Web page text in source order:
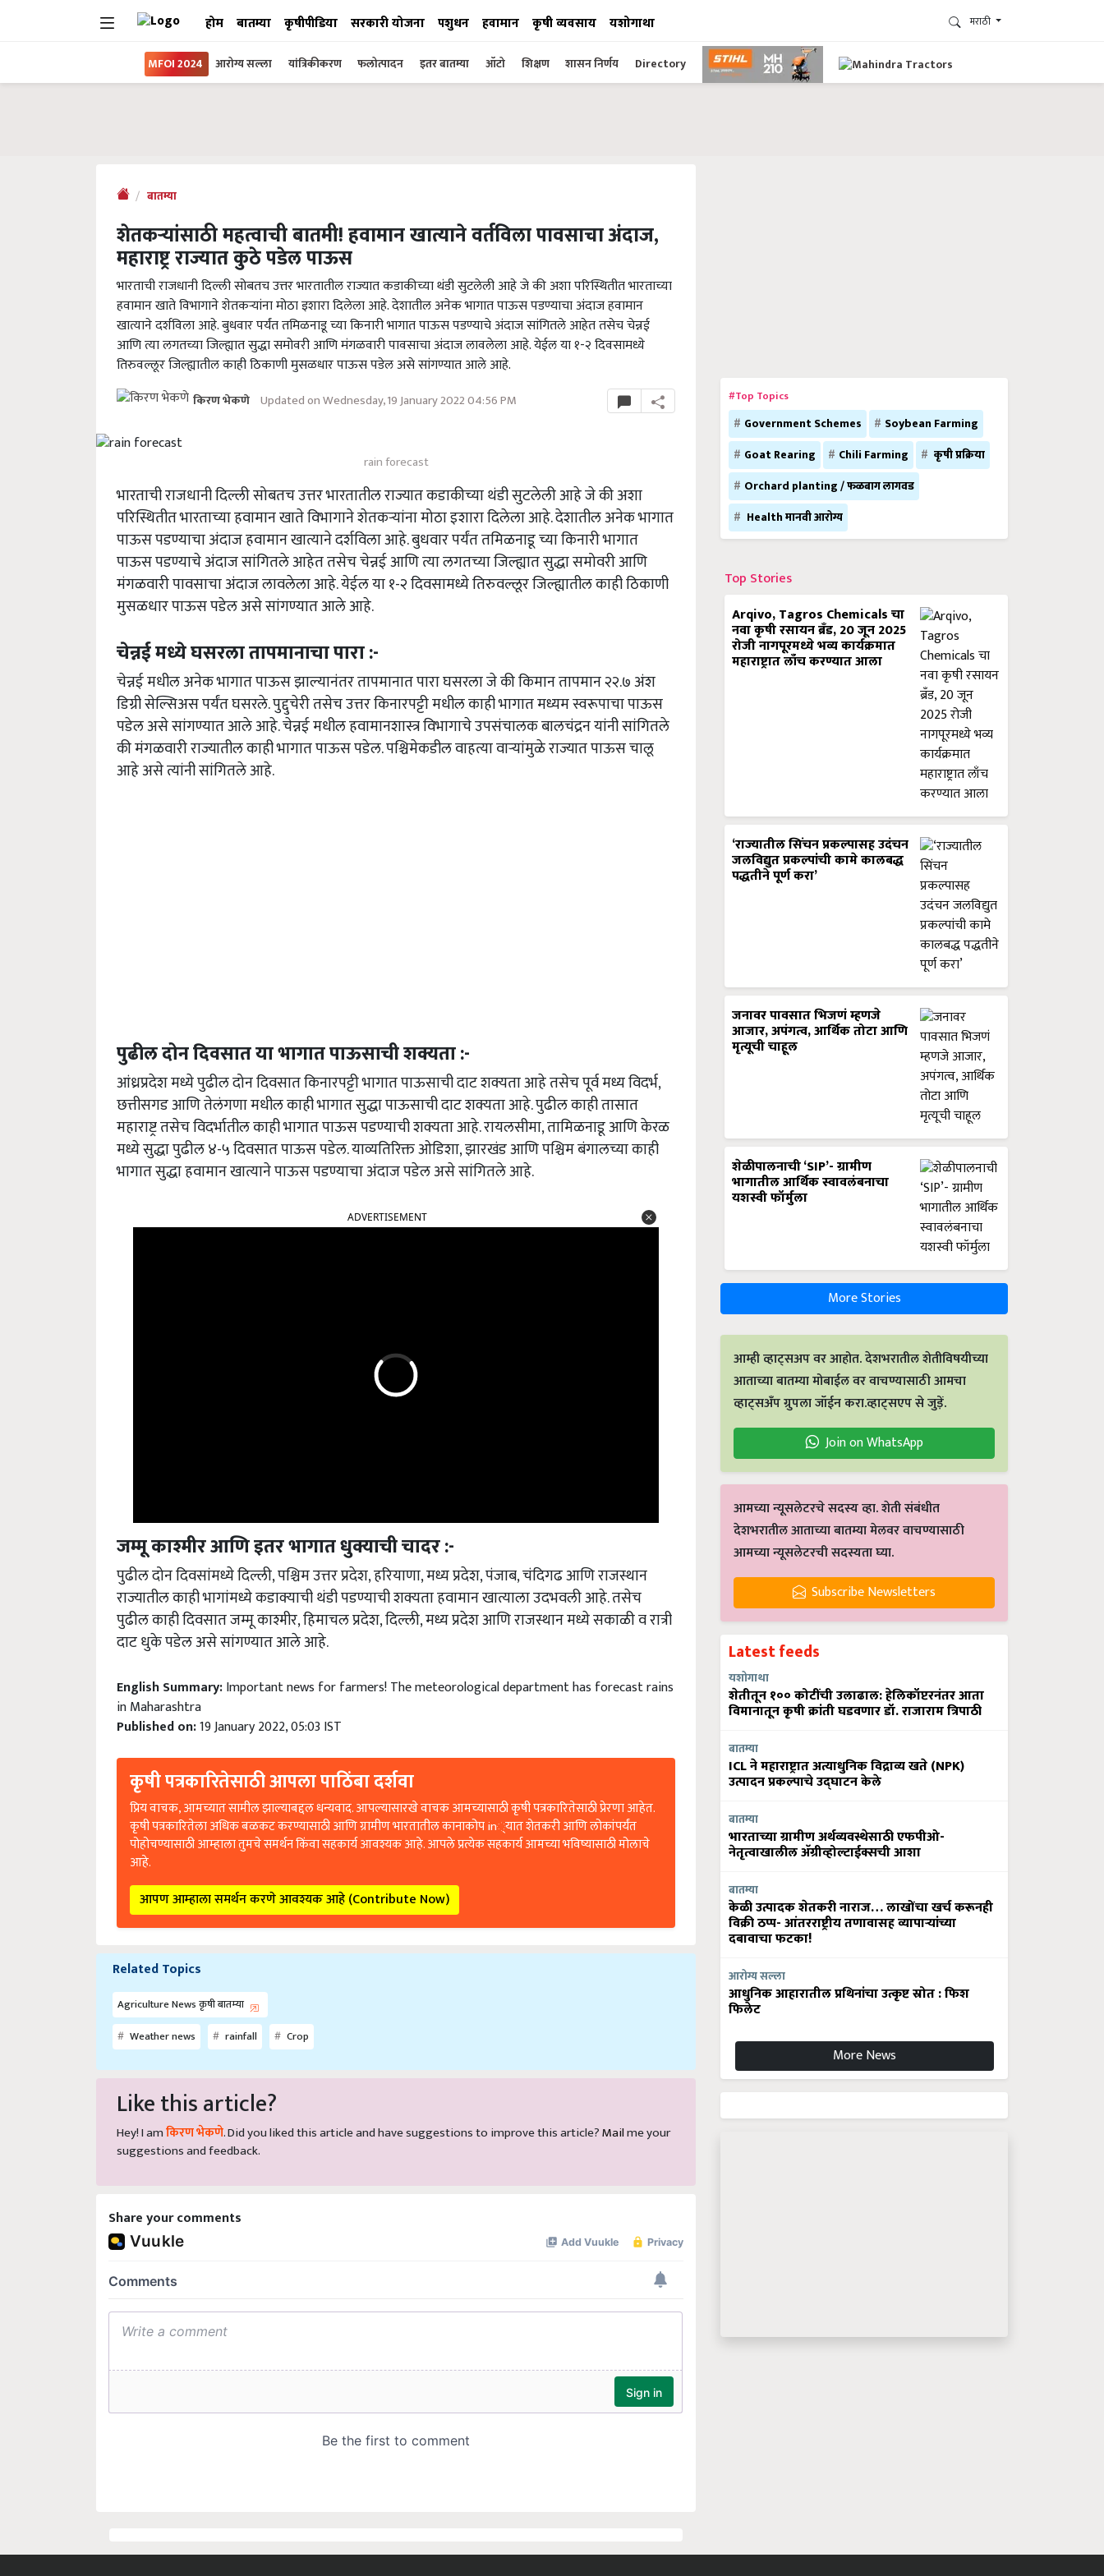
होम बातम्या कृषीपीडिया सरकारी योजना पशुधन हवामान कृषी व्यवसाय यशोगाथा मराठी
MFOI 2024 आरोग्य सल्ला यांत्रिकीकरण फलोत्पादन इतर बातम्या ऑटो शिक्षण शासन निर्णय Directory
बातम्या
शेतकऱ्यांसाठी महत्वाची बातमी! हवामान खात्याने वर्तविला पावसाचा अंदाज,
महाराष्ट्र राज्यात कुठे पडेल पाऊस
भारताची राजधानी दिल्ली सोबतच उत्तर भारतातील राज्यात कडाकीच्या थंडी सुटलेली आहे जे की अशा परिस्थितीत भारताच्या
हवामान खाते विभागाने शेतकऱ्यांना मोठा इशारा दिलेला आहे. देशातील अनेक भागात पाऊस पडण्याचा अंदाज हवामान
खात्याने दर्शविला आहे. बुधवार पर्यंत तमिळनाडू च्या किनारी भागात पाऊस पडण्याचे अंदाज सांगितले आहेत तसेच चेन्नई
आणि त्या लगतच्या जिल्ह्यात सुद्धा समोवरी आणि मंगळवारी पावसाचा अंदाज लावलेला आहे. येईल या १-२ दिवसामध्ये
तिरुवल्लूर जिल्ह्यातील काही ठिकाणी मुसळधार पाऊस पडेल असे सांगण्यात आले आहे.
किरण भेकणे Updated on Wednesday, 19 January 2022 04:56 PM
rain forecast
भारताची राजधानी दिल्ली सोबतच उत्तर भारतातील राज्यात कडाकीच्या थंडी सुटलेली आहे जे की अशा
परिस्थितीत भारताच्या हवामान खाते विभागाने शेतकऱ्यांना मोठा इशारा दिलेला आहे. देशातील अनेक भागात
पाऊस पडण्याचा अंदाज हवामान खात्याने दर्शविला आहे. बुधवार पर्यंत तमिळनाडू च्या किनारी भागात
पाऊस पडण्याचे अंदाज सांगितले आहेत तसेच चेन्नई आणि त्या लगतच्या जिल्ह्यात सुद्धा समोवरी आणि
मंगळवारी पावसाचा अंदाज लावलेला आहे. येईल या १-२ दिवसामध्ये तिरुवल्लूर जिल्ह्यातील काही ठिकाणी
मुसळधार पाऊस पडेल असे सांगण्यात आले आहे.
चेन्नई मध्ये घसरला तापमानाचा पारा :-
चेन्नई मधील अनेक भागात पाऊस झाल्यानंतर तापमानात पारा घसरला जे की किमान तापमान २२.७ अंश
डिग्री सेल्सिअस पर्यंत घसरले. पुद्दुचेरी तसेच उत्तर किनारपट्टी मधील काही भागात मध्यम स्वरूपाचा पाऊस
पडेल असे सांगण्यात आले आहे. चेन्नई मधील हवामानशास्त्र विभागाचे उपसंचालक बालचंद्रन यांनी सांगितले
की मंगळवारी राज्यातील काही भागात पाऊस पडेल. पश्चिमेकडील वाहत्या वाऱ्यांमुळे राज्यात पाऊस चालू
आहे असे त्यांनी सांगितले आहे.
पुढील दोन दिवसात या भागात पाऊसाची शक्यता :-
आंध्रप्रदेश मध्ये पुढील दोन दिवसात किनारपट्टी भागात पाऊसाची दाट शक्यता आहे तसेच पूर्व मध्य विदर्भ,
छत्तीसगड आणि तेलंगणा मधील काही भागात सुद्धा पाऊसाची दाट शक्यता आहे. पुढील काही तासात
महाराष्ट्र तसेच विदर्भातील काही भागात पाऊस पडण्याची शक्यता आहे. रायलसीमा, तामिळनाडू आणि केरळ
मध्ये सुद्धा पुढील ४-५ दिवसात पाऊस पडेल. याव्यतिरिक्त ओडिशा, झारखंड आणि पश्चिम बंगालच्या काही
भागात सुद्धा हवामान खात्याने पाऊस पडण्याचा अंदाज पडेल असे सांगितले आहे.
ADVERTISEMENT
जम्मू काश्मीर आणि इतर भागात धुक्याची चादर :-
पुढील दोन दिवसांमध्ये दिल्ली, पश्चिम उत्तर प्रदेश, हरियाणा, मध्य प्रदेश, पंजाब, चंदिगढ आणि राजस्थान
राज्यातील काही भागांमध्ये कडाक्याची थंडी पडण्याची शक्यता हवामान खात्याला उदभवली आहे. तसेच
पुढील काही दिवसात जम्मू काश्मीर, हिमाचल प्रदेश, दिल्ली, मध्य प्रदेश आणि राजस्थान मध्ये सकाळी व रात्री
दाट धुके पडेल असे सांगण्यात आले आहे.
English Summary:Important news for farmers! The meteorological department has forecast rains
in Maharashtra
Published on:19 January 2022, 05:03 IST
कृषी पत्रकारितेसाठी आपला पाठिंबा दर्शवा
प्रिय वाचक, आमच्यात सामील झाल्याबद्दल धन्यवाद. आपल्यासारखे वाचक आमच्यासाठी कृषी पत्रकारितेसाठी प्रेरणा आहेत.
कृषी पत्रकारितेला अधिक बळकट करण्यासाठी आणि ग्रामीण भारतातील कानाकोप in्यात शेतकरी आणि लोकांपर्यंत
पोहोचण्यासाठी आम्हाला तुमचे समर्थन किंवा सहकार्य आवश्यक आहे. आपले प्रत्येक सहकार्य आमच्या भविष्यासाठी मोलाचे
आहे.
आपण आम्हाला समर्थन करणे आवश्यक आहे (Contribute Now)
Related Topics
Agriculture News कृषी बातम्या
Weather news
rainfall Crop
Like this article?
Hey! I amकिरण भेकणे. Did you liked this article and have suggestions to improve this article?Mailme your
suggestions and feedback.
Share your comments
#Top Topics
Government Schemes
Soybean Farming
Goat Rearing
Chili Farming
कृषी प्रक्रिया
Orchard planting / फळबाग लागवड
Health मानवी आरोग्य
Top Stories
Arqivo, Tagros Chemicals चा
नवा कृषी रसायन ब्रँड, 20 जून 2025
रोजी नागपूरमध्ये भव्य कार्यक्रमात
महाराष्ट्रात लाँच करण्यात आला
‘राज्यातील सिंचन प्रकल्पासह उदंचन
जलविद्युत प्रकल्पांची कामे कालबद्ध
पद्धतीने पूर्ण करा’
जनावर पावसात भिजणं म्हणजे
आजार, अपंगत्व, आर्थिक तोटा आणि
मृत्यूची चाहूल
शेळीपालनाची ‘SIP’- ग्रामीण
भागातील आर्थिक स्वावलंबनाचा
यशस्वी फॉर्मुला
More Stories
आम्ही व्हाट्सअप वर आहोत. देशभरातील शेतीविषयीच्या
आताच्या बातम्या मोबाईल वर वाचण्यासाठी आमचा
व्हाट्सअँप ग्रुपला जॉईन करा.व्हाट्सएप से जुड़ें.
Join on WhatsApp
आमच्या न्यूसलेटरचे सदस्य व्हा. शेती संबंधीत
देशभरातील आताच्या बातम्या मेलवर वाचण्यासाठी
आमच्या न्यूसलेटरची सदस्यता घ्या.
Subscribe Newsletters
Latest feeds
यशोगाथा
शेतीतून १०० कोटींची उलाढाल: हेलिकॉप्टरनंतर आता
विमानातून कृषी क्रांती घडवणार डॉ. राजाराम त्रिपाठी
बातम्या
ICL ने महाराष्ट्रात अत्याधुनिक विद्राव्य खते (NPK)
उत्पादन प्रकल्पाचे उद्घाटन केले
बातम्या
भारताच्या ग्रामीण अर्थव्यवस्थेसाठी एफपीओ-
नेतृत्वाखालील अ‍ॅग्रीव्होल्टाईक्सची आशा
बातम्या
केळी उत्पादक शेतकरी नाराज… लाखोंचा खर्च करूनही
विक्री ठप्प- आंतरराष्ट्रीय तणावासह व्यापाऱ्यांच्या
दबावाचा फटका!
आरोग्य सल्ला
आधुनिक आहारातील प्रथिनांचा उत्कृष्ट स्रोत : फिश
फिलेट
More News